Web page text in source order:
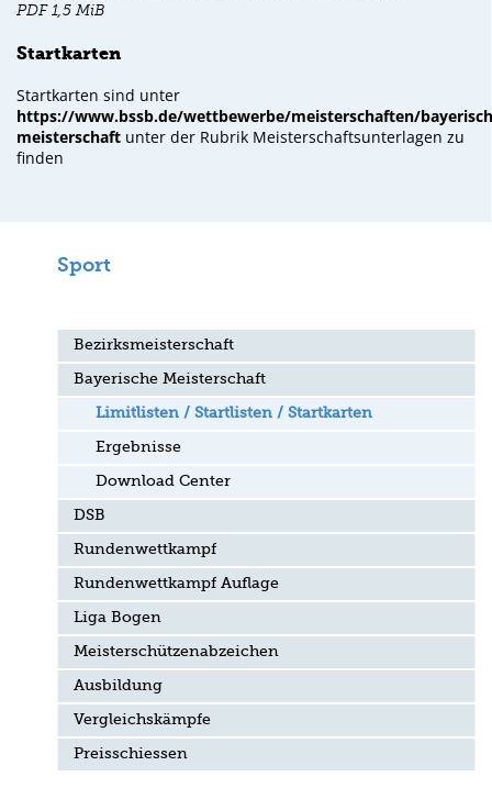
PDF 1,5 MiB
Startkarten
Startkarten sind unter
https://www.bssb.de/wettbewerbe/meisterschaften/
meisterschaft unter der Rubrik Meisterschaftsunterlagen zu
finden
Sport
Bezirksmeisterschaft
Bayerische Meisterschaft
Limitlisten / Startlisten / Startkarten
Ergebnisse
Download Center
DSB
Rundenwettkampf
Rundenwettkampf Auflage
Liga Bogen
Meisterschützenabzeichen
Ausbildung
Vergleichskämpfe
Preisschiessen